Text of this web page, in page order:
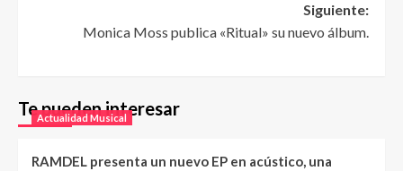
Siguiente:
Monica Moss publica «Ritual» su nuevo álbum.
Te pueden interesar
Actualidad Musical
RAMDEL presenta un nuevo EP en acústico, una